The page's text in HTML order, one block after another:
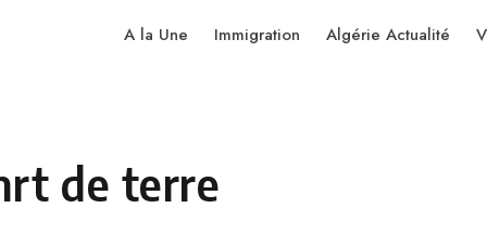
A la Une Immigration Algérie Actualité
de terre